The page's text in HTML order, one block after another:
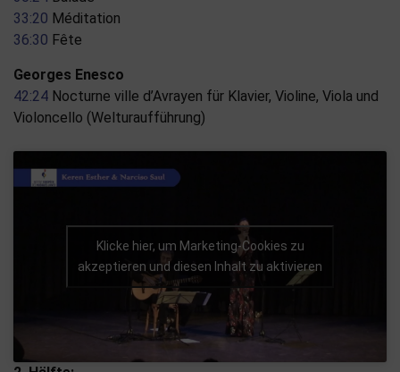
33:20 Méditation
36:30 Fête
Georges Enesco
42:24 Nocturne ville d’Avrayen für Klavier, Violine, Viola und
Violoncello (Welturaufführung)
Klicke hier, um Marketing-Cookies zu
akzeptieren und diesen Inhalt zu aktivieren